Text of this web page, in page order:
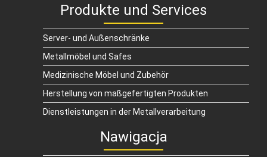
Produkte und Services
Server- und Außenschränke
Metallmöbel und Safes
Medizinische Möbel und Zubehör
Herstellung von maßgefertigten Produkten
Dienstleistungen in der Metallverarbeitung
Nawigacja